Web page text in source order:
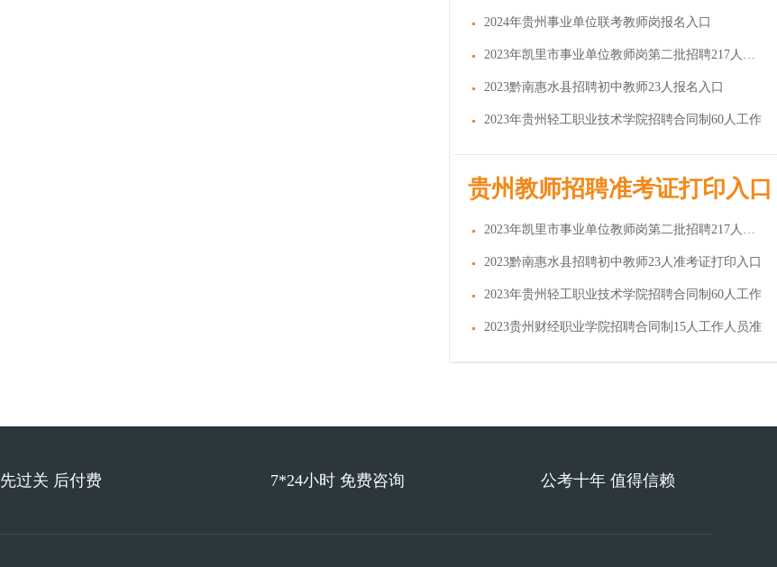
2024年贵州事业单位联考教师岗报名入口
2023年凯里市事业单位教师岗第二批招聘217人报名
2023黔南惠水县招聘初中教师23人报名入口
2023年贵州轻工职业技术学院招聘合同制60人工作
贵州教师招聘准考证打印入口
2023年凯里市事业单位教师岗第二批招聘217人准考
2023黔南惠水县招聘初中教师23人准考证打印入口
2023年贵州轻工职业技术学院招聘合同制60人工作
2023贵州财经职业学院招聘合同制15人工作人员准
先过关 后付费 7*24小时 免费咨询 公考十年 值得信赖